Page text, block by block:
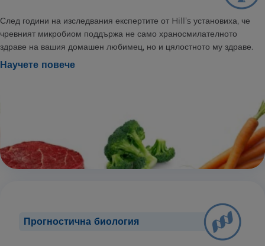
След години на изследвания експертите от Hill’s установиха, че
чревният микробиом поддържа не само храносмилателното
здраве на вашия домашен любимец, но и цялостното му здраве.
Научете повече
Прогностична биология